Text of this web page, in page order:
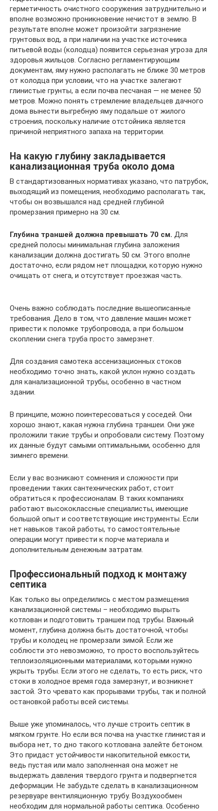
герметичность очистного сооружения затруднительно и
вполне возможно проникновение нечистот в землю. В
результате вполне может произойти загрязнение
грунтовых вод, а при наличии на участке источника
питьевой воды (колодца) появится серьезная угроза для
здоровья жильцов. Согласно регламентирующим
документам, яму нужно располагать не ближе 30 метров
от колодца при условии, что на участке залегают
глинистые грунты, а если почва песчаная — не менее 50
метров. Можно понять стремление владельцев дачного
дома вынести выгребную яму подальше от жилого
строения, поскольку наличие отстойника является
причиной неприятного запаха на территории.
На какую глубину закладывается
канализационная труба около дома
В стандартизованных нормативах указано, что патрубок,
выходящий из помещения, необходимо располагать так,
чтобы он возвышался над средней глубиной
промерзания примерно на 30 см.
Глубина траншей должна превышать 70 см. Для
средней полосы минимальная глубина заложения
канализации должна достигать 50 см. Этого вполне
достаточно, если рядом нет площадки, которую нужно
очищать от снега, и отсутствует проезжая часть.
Очень важно соблюдать последние вышеописанные
требования. Дело в том, что давление машин может
привести к поломке трубопровода, а при большом
скоплении снега труба просто замерзнет.
Для создания самотека ассенизационных стоков
необходимо точно знать, какой уклон нужно создать
для канализационной трубы, особенно в частном
здании.
В принципе, можно поинтересоваться у соседей. Они
хорошо знают, какая нужна глубина траншеи. Они уже
проложили такие трубы и опробовали систему. Поэтому
их данные будут самыми оптимальными, особенно для
зимнего времени.
Если у вас возникают сомнения и сложности при
проведении таких сантехнических работ, стоит
обратиться к профессионалам. В таких компаниях
работают высококлассные специалисты, имеющие
большой опыт и соответствующие инструменты. Если
нет навыков такой работы, то самостоятельные
операции могут привести к порче материала и
дополнительным денежным затратам.
Профессиональный подход к монтажу
септика
Как только вы определились с местом размещения
канализационной системы – необходимо вырыть
котлован и подготовить траншеи под трубы. Важный
момент, глубина должна быть достаточной, чтобы
трубы и колодец не промерзали зимой. Если же
соблюсти это невозможно, то просто воспользуйтесь
теплоизоляционными материалами, которыми нужно
укрыть трубы. Если этого не сделать, то есть риск, что
стоки в холодное время года замерзнут, и возникнет
застой. Это чревато как прорывами трубы, так и полной
остановкой работы всей системы.
Выше уже упоминалось, что лучше строить септик в
мягком грунте. Но если вся почва на участке глинистая и
выбора нет, то дно такого котлована залейте бетоном.
Это придаст устойчивости накопительной емкости,
ведь пустая или мало заполненная она может не
выдержать давления твердого грунта и подвергнется
деформации. Не забудьте сделать в канализационном
резервуаре вентиляционную трубу. Воздухообмен
необходим для нормальной работы септика. Особенно